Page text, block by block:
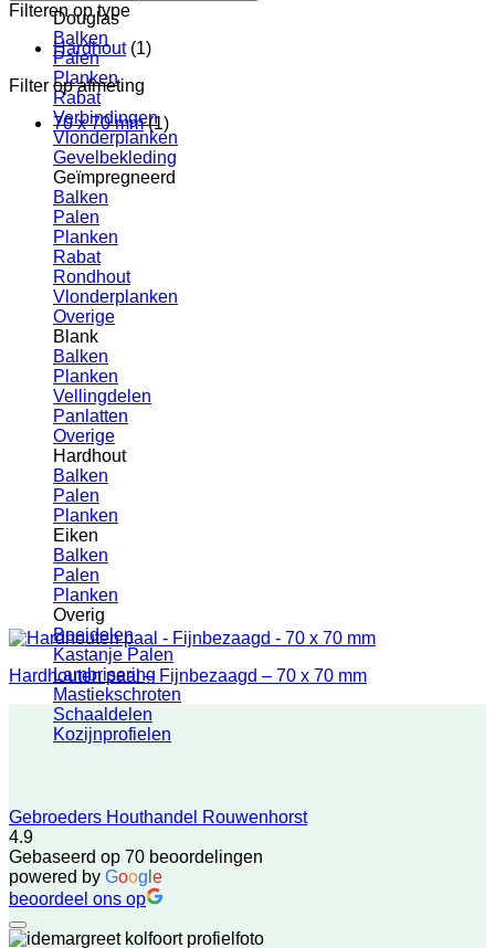
Douglas
Balken
Palen
Planken
Rabat
Verbindingen
Vlonderplanken
Gevelbekleding
Geïmpregneerd
Balken
Palen
Planken
Rabat
Rondhout
Vlonderplanken
Overige
Blank
Balken
Planken
Vellingdelen
Panlatten
Overige
Hardhout
Balken
Palen
Planken
Eiken
Balken
Palen
Planken
Overig
Boeidelen
Kastanje Palen
Lambrisering
Mastiekschroten
Schaaldelen
Kozijnprofielen
Filteren op type
Hardhout (1)
Filter op afmeting
70 x 70 mm (1)
Hardhouten paal – Fijnbezaagd – 70 x 70 mm
Gebroeders Houthandel Rouwenhorst
4.9
Gebaseerd op 70 beoordelingen
powered by Goog e
beoordeel ons op